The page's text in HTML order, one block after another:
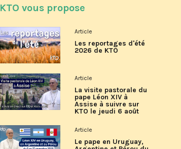
KTO vous propose
Article
Les reportages d'été
2026 de KTO
Article
La visite pastorale du
pape Léon XIV à
Assise à suivre sur
KTO le jeudi 6 août
Article
Le pape en Uruguay,